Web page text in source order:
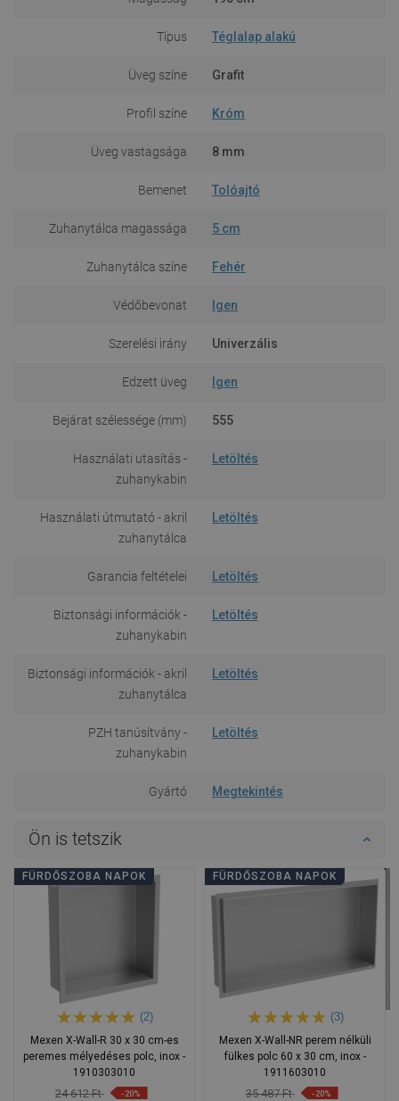
Típus Téglalap alakú
Üveg színe Grafit
Profil színe Króm
Üveg vastagsága 8 mm
Bemenet Tolóajtó
Zuhanytálca magassága 5 cm
Zuhanytálca színe Fehér
Védőbevonat Igen
Szerelési irány Univerzális
Edzett üveg Igen
Bejárat szélessége (mm) 555
Használati utasítás -
zuhanykabin
Letöltés
Használati útmutató - akril
zuhanytálca
Letöltés
Garancia feltételei Letöltés
Biztonsági információk -
zuhanykabin
Letöltés
Biztonsági információk - akril
zuhanytálca
Letöltés
PZH tanúsítvány -
zuhanykabin
Letöltés
Gyártó Megtekintés
Ön is tetszik
FÜRDŐSZOBA NAPOK
(2)
Mexen X-Wall-R 30 x 30 cm-es
peremes mélyedéses polc, inox -
1910303010
24 612 Ft -20%
FÜRDŐSZOBA NAPOK
(3)
Mexen X-Wall-NR perem nélküli
fülkes polc 60 x 30 cm, inox -
1911603010
35 487 Ft -20%